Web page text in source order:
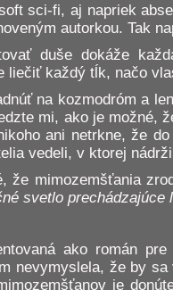
sci-fi, aj napriek
autorkou. Tak
duše dokáže
liečiť každý tĺk, načo
na kozmodróm a
mi, ako je možné,
ani netrkne, že
vedeli, v ktorej
že mimozemšťania
svetlo prechádzajúce
ako román
nevymyslela, že by
je